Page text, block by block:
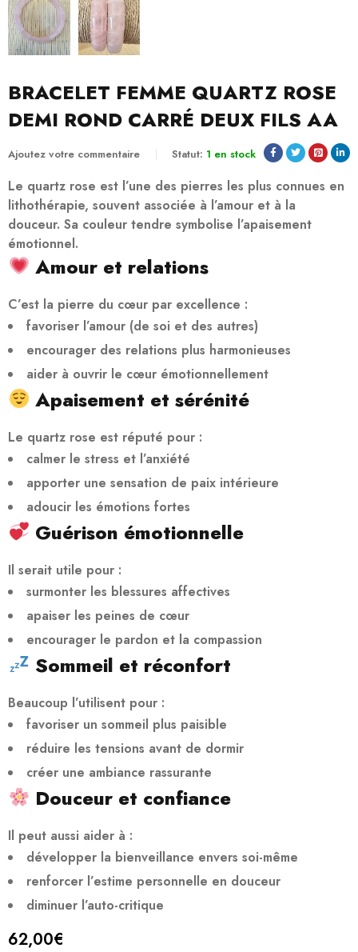
BRACELET FEMME QUARTZ ROSE
DEMI ROND CARRÉ DEUX FILS AA
Ajoutez votre commentaire Statut: 1 en stock
Le quartz rose est l’une des pierres les plus connues en
lithothérapie, souvent associée à l’amour et à la
douceur. Sa couleur tendre symbolise l’apaisement
émotionnel.
Amour et relations
C’est la pierre du cœur par excellence :
favoriser l’amour (de soi et des autres)
encourager des relations plus harmonieuses
aider à ouvrir le cœur émotionnellement
Apaisement et sérénité
Le quartz rose est réputé pour :
calmer le stress et l’anxiété
apporter une sensation de paix intérieure
adoucir les émotions fortes
Guérison émotionnelle
Il serait utile pour :
surmonter les blessures affectives
apaiser les peines de cœur
encourager le pardon et la compassion
Sommeil et réconfort
Beaucoup l’utilisent pour :
favoriser un sommeil plus paisible
réduire les tensions avant de dormir
créer une ambiance rassurante
Douceur et confiance
Il peut aussi aider à :
développer la bienveillance envers soi-même
renforcer l’estime personnelle en douceur
diminuer l’auto-critique
62,00€